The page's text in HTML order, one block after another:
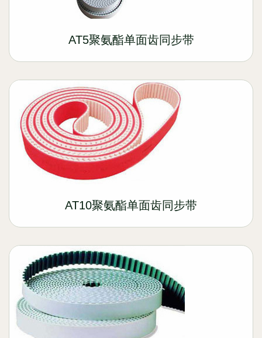
AT5聚氨酯单面齿同步带
AT10聚氨酯单面齿同步带